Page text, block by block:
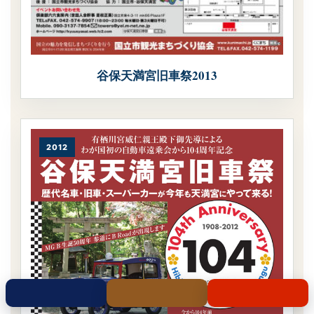
谷保天満宮旧車祭2013
2012